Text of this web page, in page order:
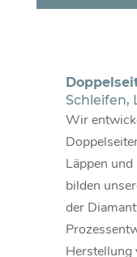
Schleifen,
Wir
Läppen
bilden
der
Herstellung